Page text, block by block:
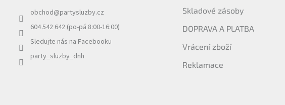
obchod@partysluzby.cz
604 542 642 (po-pá 8:00-16:00)
Sledujte nás na Facebooku
party_sluzby_dnh
Skladové zásoby
DOPRAVA A PLATBA
Vrácení zboží
Reklamace